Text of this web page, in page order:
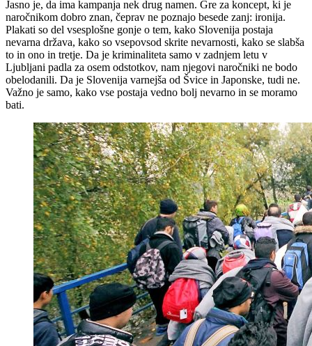
Jasno je, da ima kampanja nek drug namen. Gre za koncept, ki je
naročnikom dobro znan, čeprav ne poznajo besede zanj: ironija.
Plakati so del vsesplošne gonje o tem, kako Slovenija postaja
nevarna država, kako so vsepovsod skrite nevarnosti, kako se slabša
to in ono in tretje. Da je kriminaliteta samo v zadnjem letu v
Ljubljani padla za osem odstotkov, nam njegovi naročniki ne bodo
obelodanili. Da je Slovenija varnejša od Švice in Japonske, tudi ne.
Važno je samo, kako vse postaja vedno bolj nevarno in se moramo
bati.